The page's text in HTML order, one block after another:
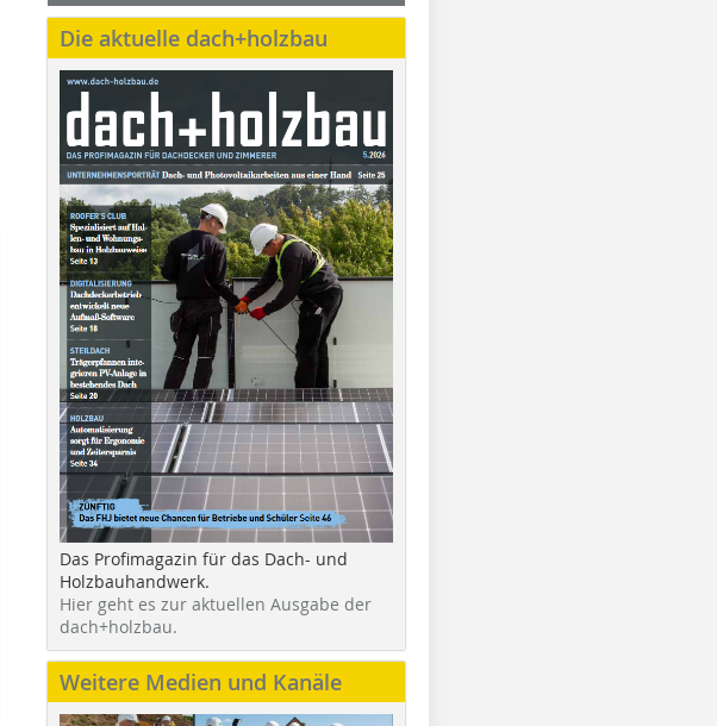
Die aktuelle dach+holzbau
Das Profimagazin für das Dach- und
Holzbauhandwerk.
Hier geht es zur aktuellen Ausgabe der
dach+holzbau.
Weitere Medien und Kanäle